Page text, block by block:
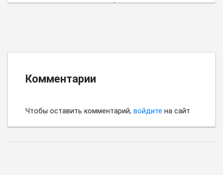
пространства имеет выбор цветовой палитры.
Комментарии
Чтобы оставить комментарий, войдите на сайт